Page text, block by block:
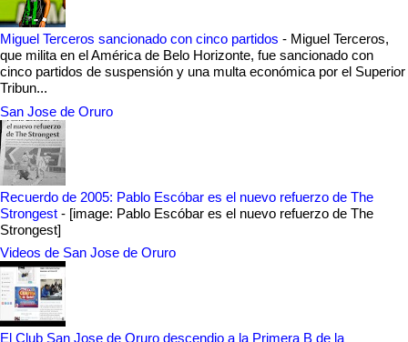
Miguel Terceros sancionado con cinco partidos - Miguel Terceros,
que milita en el América de Belo Horizonte, fue sancionado con
cinco partidos de suspensión y una multa económica por el Superior
Tribun...
San Jose de Oruro
Recuerdo de 2005: Pablo Escóbar es el nuevo refuerzo de The
Strongest - [image: Pablo Escóbar es el nuevo refuerzo de The
Strongest]
Videos de San Jose de Oruro
El Club San Jose de Oruro descendio a la Primera B de la